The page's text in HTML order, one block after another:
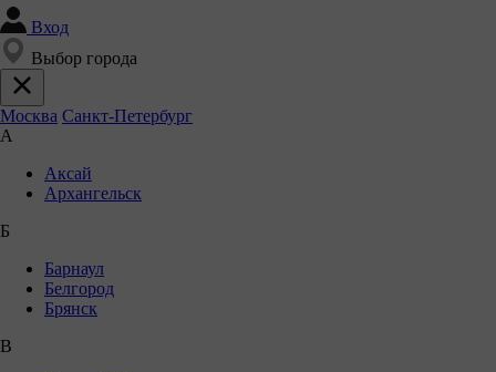
Вход
Выбор города
Москва Санкт-Петербург
А
Аксай
Архангельск
Б
Барнаул
Белгород
Брянск
В